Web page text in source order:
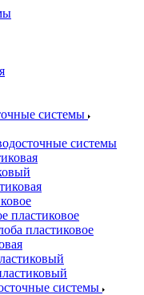
системы
системы
пластиковое
пластиковое
системы